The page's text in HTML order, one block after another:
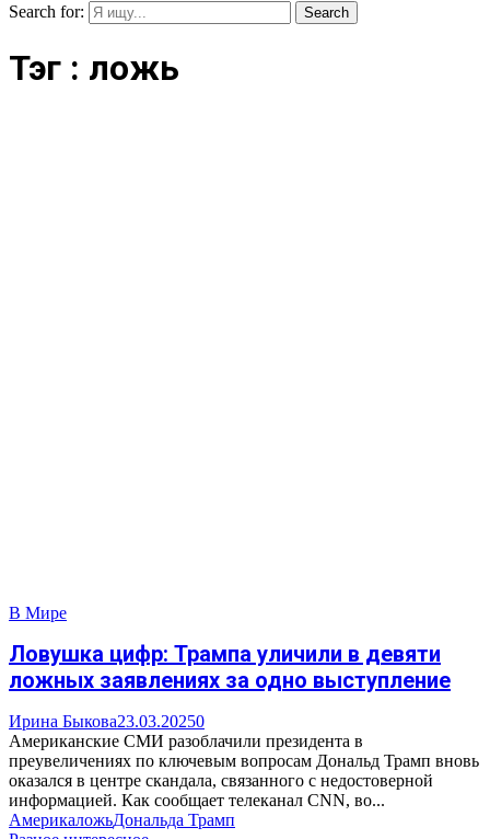
Search for: Search
Тэг : ложь
В Мире
Ловушка цифр: Трампа уличили в девяти
ложных заявлениях за одно выступление
Ирина Быкова23.03.20250
Американские СМИ разоблачили президента в
преувеличениях по ключевым вопросам Дональд Трамп вновь
оказался в центре скандала, связанного с недостоверной
информацией. Как сообщает телеканал CNN, во...
АмерикаложьДональда Трамп